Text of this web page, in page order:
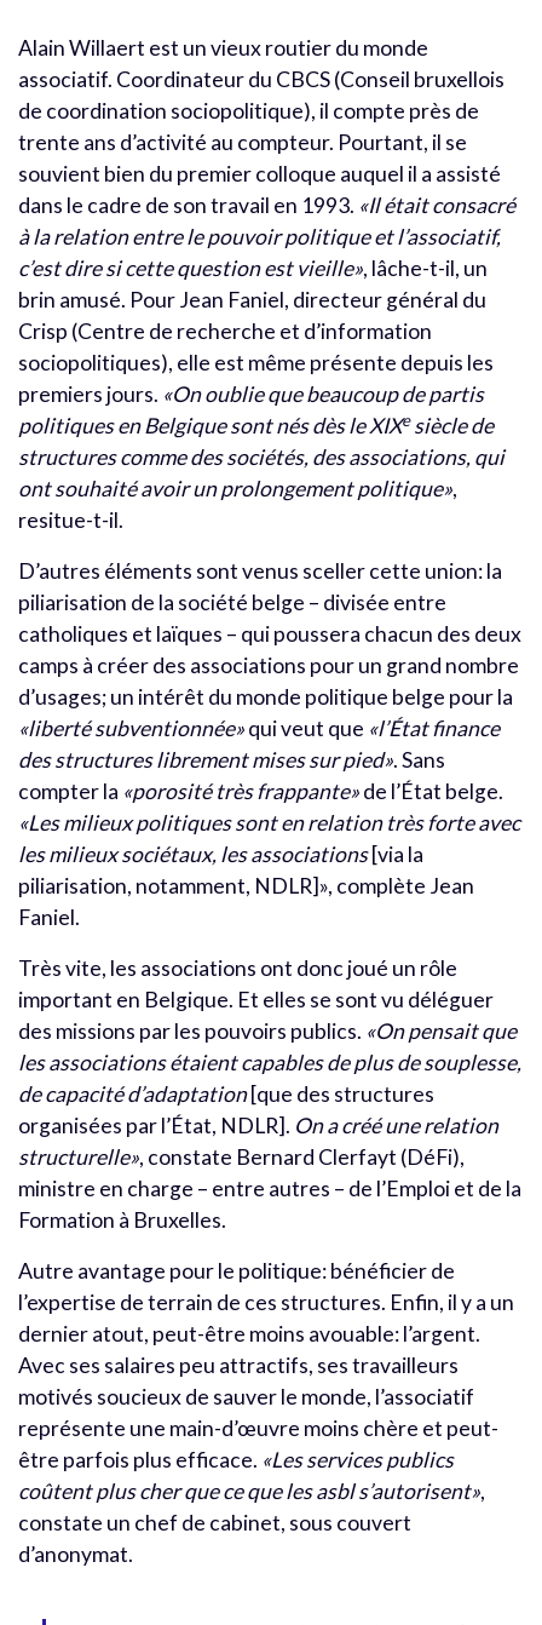
Alain Willaert est un vieux routier du monde
associatif. Coordinateur du CBCS (Conseil bruxellois
de coordination sociopolitique), il compte près de
trente ans d’activité au compteur. Pourtant, il se
souvient bien du premier colloque auquel il a assisté
dans le cadre de son travail en 1993. «Il était consacré
à la relation entre le pouvoir politique et l’associatif,
c’est dire si cette question est vieille», lâche-t-il, un
brin amusé. Pour Jean Faniel, directeur général du
Crisp (Centre de recherche et d’information
sociopolitiques), elle est même présente depuis les
premiers jours. «On oublie que beaucoup de partis
politiques en Belgique sont nés dès le XIXesiècle de
structures comme des sociétés, des associations, qui
ont souhaité avoir un prolongement politique»,
resitue-t-il.
D’autres éléments sont venus sceller cette union: la
piliarisation de la société belge – divisée entre
catholiques et laïques – qui poussera chacun des deux
camps à créer des associations pour un grand nombre
d’usages; un intérêt du monde politique belge pour la
«liberté subventionnée»qui veut que «l’État finance
des structures librement mises sur pied». Sans
compter la «porosité très frappante»de l’État belge.
«Les milieux politiques sont en relation très forte avec
les milieux sociétaux, les associations[via la
piliarisation, notamment, NDLR]», complète Jean
Faniel.
Très vite, les associations ont donc joué un rôle
important en Belgique. Et elles se sont vu déléguer
des missions par les pouvoirs publics. «On pensait que
les associations étaient capables de plus de souplesse,
de capacité d’adaptation[que des structures
organisées par l’État, NDLR]. On a créé une relation
structurelle», constate Bernard Clerfayt (DéFi),
ministre en charge – entre autres – de l’Emploi et de la
Formation à Bruxelles.
Autre avantage pour le politique: bénéficier de
l’expertise de terrain de ces structures. Enfin, il y a un
dernier atout, peut-être moins avouable: l’argent.
Avec ses salaires peu attractifs, ses travailleurs
motivés soucieux de sauver le monde, l’associatif
représente une main-d’œuvre moins chère et peut-
être parfois plus efficace. «Les services publics
coûtent plus cher que ce que les asbl s’autorisent»,
constate un chef de cabinet, sous couvert
d’anonymat.